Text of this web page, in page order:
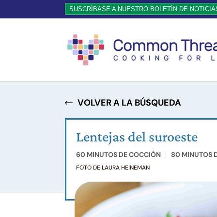
SUSCRÍBASE A NUESTRO BOLETÍN DE
VOLVER A LA BÚSQUEDA
Lentejas del suroeste
60 MINUTOS DE COCCIÓN 80 MINUTOS
FOTO DE LAURA HEINEMAN